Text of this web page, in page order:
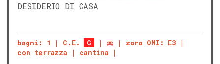
DESIDERIO DI CASA
bagni: 1 C.E. G
zona OMI: E3
con terrazza
cantina